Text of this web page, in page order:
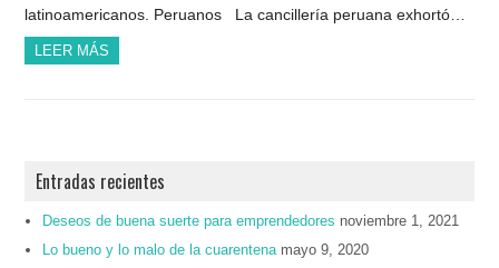
latinoamericanos. Peruanos La cancillería peruana exhortó…
LEER MÁS
Entradas recientes
Deseos de buena suerte para emprendedores noviembre 1, 2021
Lo bueno y lo malo de la cuarentena mayo 9, 2020